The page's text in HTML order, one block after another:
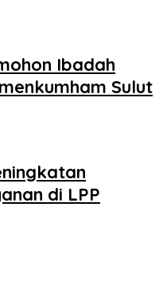
Ibadah
Sulut
di LPP